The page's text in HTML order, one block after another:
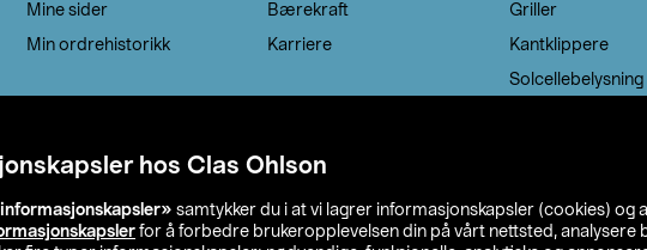
hos Clas Ohlson
samtykker du i at vi lagrer informasjonskapsler (cookies) og
for å forbedre brukeropplevelsen din på vårt nettsted, analysere
Mine sider
Min ordrehistorikk
Bærekraft
Karriere
Griller
Kantklippere
Solcellebelysning